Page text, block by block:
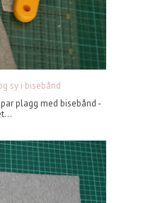
sy i bisebånd
plagg med bisebånd -